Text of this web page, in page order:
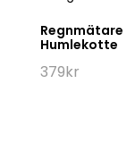
Regnmätare
Humlekotte
379kr